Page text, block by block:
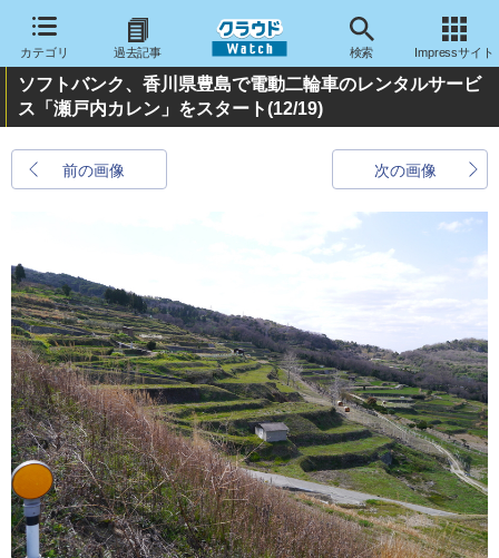
カテゴリ 過去記事 検索 Impressサイト
ソフトバンク、香川県豊島で電動二輪車のレンタルサービ
ス「瀬戸内カレン」をスタート(12/19)
前の画像 次の画像